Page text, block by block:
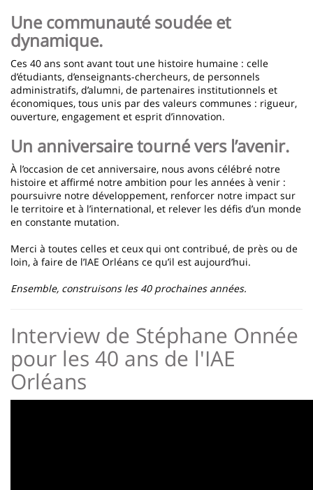
Une communauté soudée et
dynamique.
Ces 40 ans sont avant tout une histoire humaine : celle
d’étudiants, d’enseignants-chercheurs, de personnels
administratifs, d’alumni, de partenaires institutionnels et
économiques, tous unis par des valeurs communes : rigueur,
ouverture, engagement et esprit d’innovation.
Un anniversaire tourné vers l’avenir.
À l’occasion de cet anniversaire, nous avons célébré notre
histoire et affirmé notre ambition pour les années à venir :
poursuivre notre développement, renforcer notre impact sur
le territoire et à l’international, et relever les défis d’un monde
en constante mutation.
Merci à toutes celles et ceux qui ont contribué, de près ou de
loin, à faire de l’IAE Orléans ce qu’il est aujourd’hui.
Ensemble, construisons les 40 prochaines années.
Interview de Stéphane Onnée
pour les 40 ans de l'IAE
Orléans